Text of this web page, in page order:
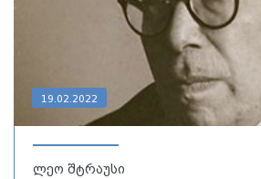
19.02.2022
ლეო შტრაუსი